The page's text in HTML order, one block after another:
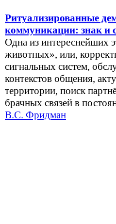
Ритуализированные
коммуникации: знак и
Одна из интереснейших
животных», или,
сигнальных систем,
контекстов общения,
территории, поиск
брачных связей в
В.С. Фридман